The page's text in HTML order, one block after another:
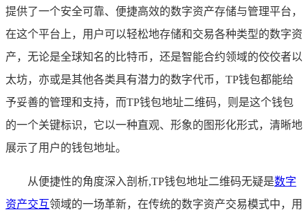
提供了一个安全可靠、便捷高效的数字资产存储与管理平台，
在这个平台上，用户可以轻松地存储和交易各种类型的数字资
产，无论是全球知名的比特币，还是智能合约领域的佼佼者以
太坊，亦或是其他各类具有潜力的数字代币，TP钱包都能给
予妥善的管理和支持，而TP钱包地址二维码，则是这个钱包
的一个关键标识，它以一种直观、形象的图形化形式，清晰地
展示了用户的钱包地址。
从便捷性的角度深入剖析,TP钱包地址二维码无疑是数字
资产交互领域的一场革新，在传统的数字资产交易模式中，用